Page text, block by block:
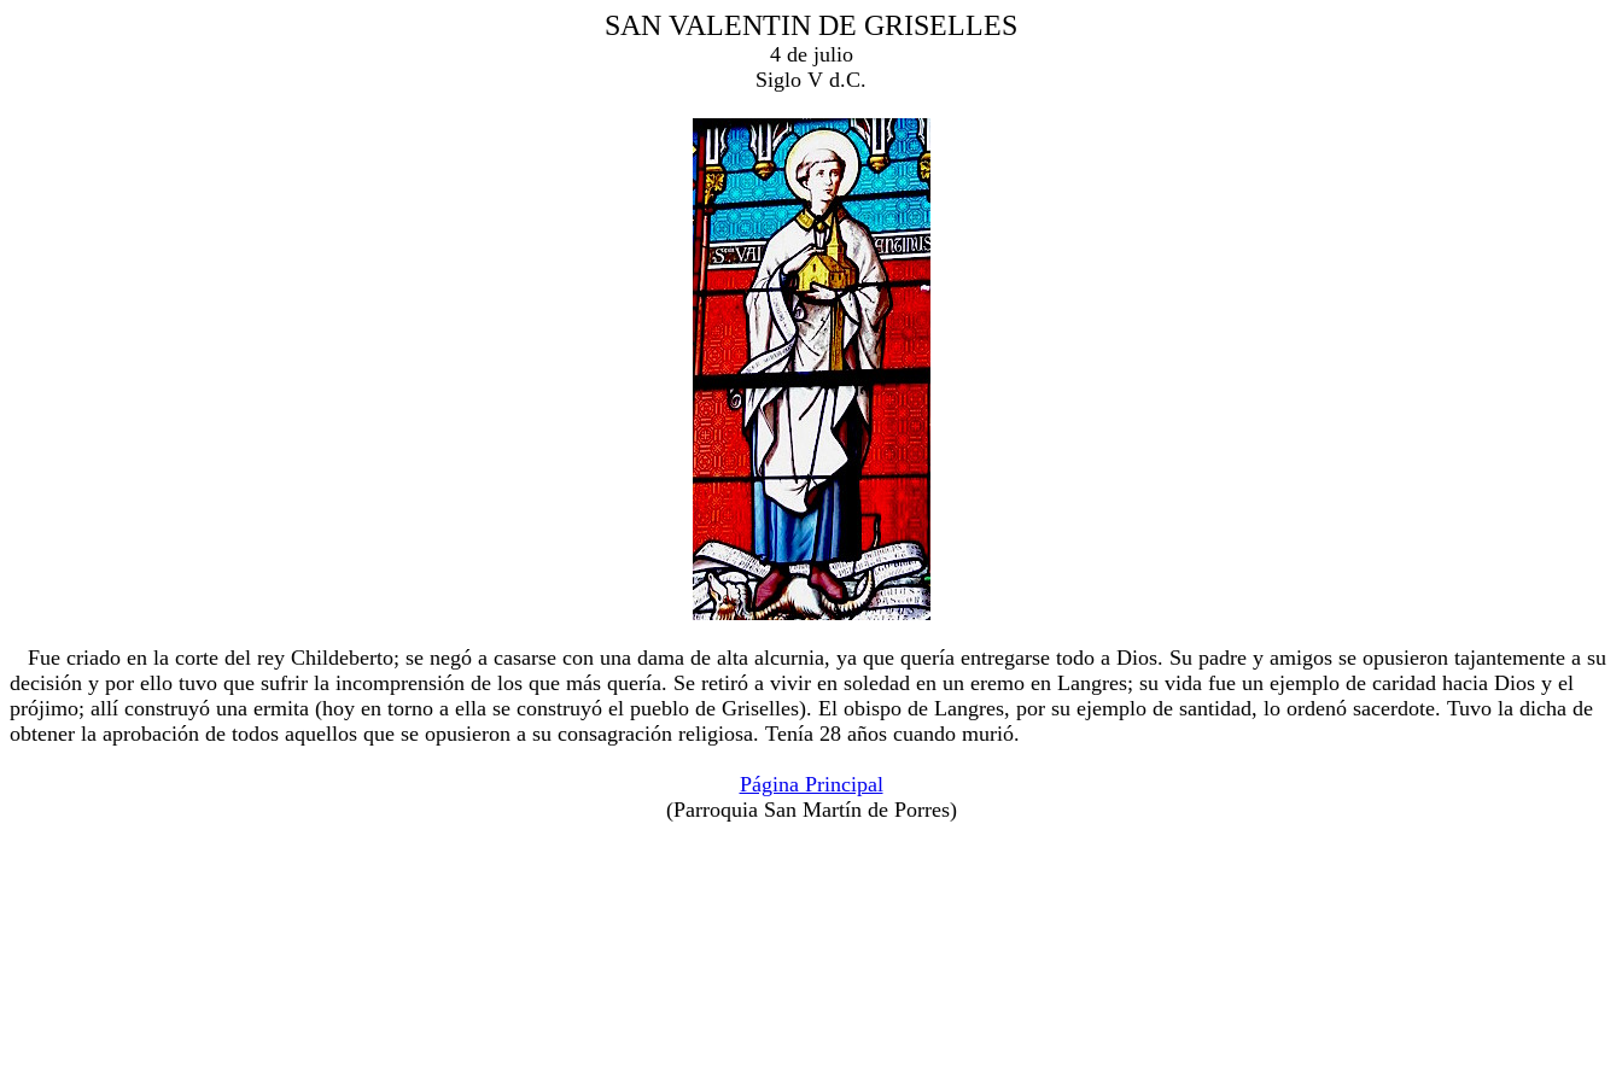
SAN VALENTIN DE GRISELLES
4 de julio
Siglo V d.C.
Fue criado en la corte del rey Childeberto; se negó a casarse con una dama de alta alcurnia, ya que quería entregarse todo a Dios. Su padre y amigos se opusieron tajantemente a su
decisión y por ello tuvo que sufrir la incomprensión de los que más quería. Se retiró a vivir en soledad en un eremo en Langres; su vida fue un ejemplo de caridad hacia Dios y el
prójimo; allí construyó una ermita (hoy en torno a ella se construyó el pueblo de Griselles). El obispo de Langres, por su ejemplo de santidad, lo ordenó sacerdote. Tuvo la dicha de
obtener la aprobación de todos aquellos que se opusieron a su consagración religiosa. Tenía 28 años cuando murió.
Página Principal
(Parroquia San Martín de Porres)